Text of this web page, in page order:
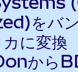
をバ
に変換
から